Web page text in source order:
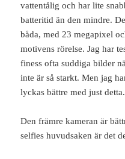
vattentålig och har lite
batteritid än den mindre.
båda, med 23 megapixel
motivens rörelse. Jag har
finess ofta suddiga bilder
inte är så starkt. Men jag
lyckas bättre med just detta.
Den främre kameran är
selfies huvudsaken är det